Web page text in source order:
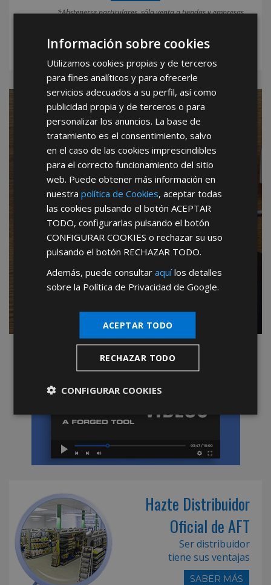
*Abstenerse particulares, sólo venta a tiendas y empresas
SIN CANON de entrada
SIN CUOTAS mensuales
SIN PERIODOS de permanencia
SIN CARGOS por publicidad
SIN COMISIONES sobre ventas
SIN IMPORTE mínimo de compras
TOTAL LIBERTAD de compras
TOTAL AUTONOMIA en la gestión de tu
Hazte Distribuidor
Oficial de AFT
Ser distribuidor
tiene sus ventajas
SABER MÁS
Información sobre cookies
Utilizamos cookies propias y de terceros
para fines analíticos y para ofrecerle
servicios adecuados a su perfil, así como
publicidad propia y de terceros o para
personalizar los anuncios. La base de
tratamiento es el consentimiento, salvo
en el caso de las cookies imprescindibles
para el correcto funcionamiento del sitio
web. Puede obtener más información en
nuestrapolítica de Cookies, aceptar todas
las cookies pulsando el botónACEPTAR
TODO, configurarlas pulsando el botón
CONFIGURAR COOKIES o rechazar su uso
pulsando el botón RECHAZAR TODO.
Además, puede consultaraquílos detalles
sobre la Política de Privacidad de Google.
ACEPTAR TODO
RECHAZAR TODO
CONFIGURAR COOKIES